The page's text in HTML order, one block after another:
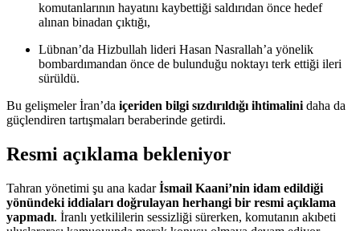
komutanlarının hayatını kaybettiği saldırıdan önce hedef
alınan binadan çıktığı,
Lübnan’da Hizbullah lideri Hasan Nasrallah’a yönelik
bombardımandan önce de bulunduğu noktayı terk ettiği ileri
sürüldü.
Bu gelişmeler İran’da içeriden bilgi sızdırıldığı ihtimalini daha da
güçlendiren tartışmaları beraberinde getirdi.
Resmi açıklama bekleniyor
Tahran yönetimi şu ana kadarİsmail Kaani’nin idam edildiği
yönündeki iddiaları doğrulayan herhangi bir resmi açıklama
yapmadı. İranlı yetkililerin sessizliği sürerken, komutanın akıbeti